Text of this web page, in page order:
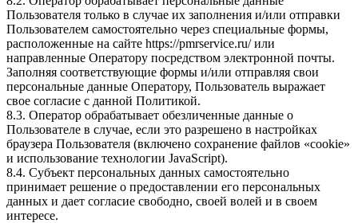
Пользователя только в случае их заполнения и/или отправки
Пользователем самостоятельно через специальные формы,
расположенные на сайте https://pmrservice.ru/или
направленные Оператору посредством электронной почты.
Заполняя соответствующие формы и/или отправляя свои
персональные данные Оператору, Пользователь выражает
свое согласие с данной Политикой.
8.3. Оператор обрабатывает обезличенные данные о
Пользователе в случае, если это разрешено в настройках
браузера Пользователя (включено сохранение файлов «cookie»
и использование технологии JavaScript).
8.4. Субъект персональных данных самостоятельно
принимает решение о предоставлении его персональных
данных и дает согласие свободно, своей волей и в своем
интересе.